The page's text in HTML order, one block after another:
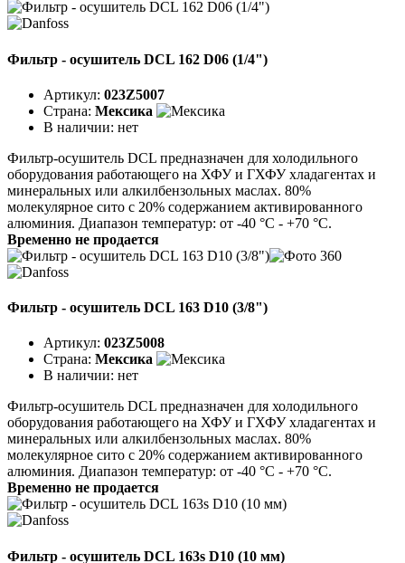
Фильтр - осушитель DCL 162 D06 (1/4")
Артикул: 023Z5007
Страна: Мексика
В наличии: нет
Фильтр-осушитель DCL предназначен для холодильного
оборудования работающего на ХФУ и ГХФУ хладагентах и
минеральных или алкилбензольных маслах. 80%
молекулярное сито с 20% содержанием активированного
алюминия. Диапазон температур: от -40 °C - +70 °C.
Временно не продается
Фильтр - осушитель DCL 163 D10 (3/8")
Артикул: 023Z5008
Страна: Мексика
В наличии: нет
Фильтр-осушитель DCL предназначен для холодильного
оборудования работающего на ХФУ и ГХФУ хладагентах и
минеральных или алкилбензольных маслах. 80%
молекулярное сито с 20% содержанием активированного
алюминия. Диапазон температур: от -40 °C - +70 °C.
Временно не продается
Фильтр - осушитель DCL 163s D10 (10 мм)